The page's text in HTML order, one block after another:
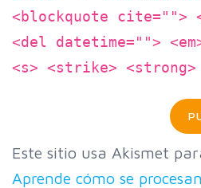
<blockquote cite="">
<del datetime="">
<s> <strike> <strong>
Este sitio usa Akismet
Aprende cómo se